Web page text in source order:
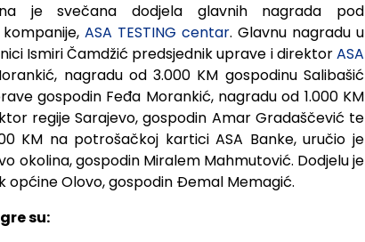
je svečana dodjela glavnih nagrada pod
ASA TESTING centar. Glavnu nagradu u
Ismiri Čamdžić predsjednik uprave i direktorASA
nagradu od 3.000 KM gospodinu Salibašić
gospodin Feđa Morankić, nagradu od 1.000 KM
regije Sarajevo, gospodin Amar Gradaščević te
KM na potrošačkoj kartici ASA Banke, uručio je
okolina, gospodin Miralem Mahmutović. Dodjelu je
Olovo, gospodin Đemal Memagić.
su: